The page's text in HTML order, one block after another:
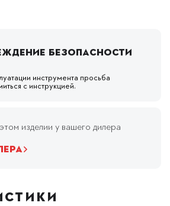
безопасности
инструмента просьба
с инструкцией.
изделии у вашего дилера